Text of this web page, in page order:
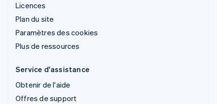
Licences
Plan du site
Paramètres des cookies
Plus de ressources
Service d'assistance
Obtenir de l'aide
Offres de support